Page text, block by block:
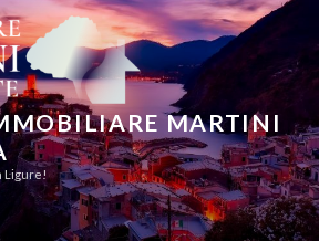
MARTINI
Ligure!